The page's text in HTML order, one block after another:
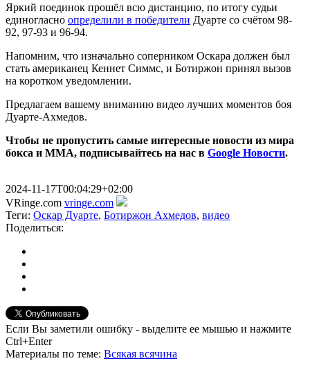
Яркий поединок прошёл всю дистанцию, по итогу судьи
единогласно определили в победители Дуарте со счётом 98-
92, 97-93 и 96-94.
Напомним, что изначально соперником Оскара должен был
стать американец Кеннет Симмс, и Ботиржон принял вызов
на коротком уведомлении.
Предлагаем вашему вниманию видео лучших моментов боя
Дуарте-Ахмедов.
Чтобы не пропустить самые интересные новости из мира
бокса и ММА, подписывайтесь на нас в Google Новости.
2024-11-17T00:04:29+02:00
VRinge.com vringe.com
Теги: Оскар Дуарте, Ботиржон Ахмедов, видео
Поделиться:
Если Вы заметили ошибку - выделите ее мышью и нажмите
Ctrl+Enter
Материалы по теме: Всякая всячина